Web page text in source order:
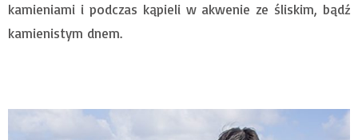
kamieniami i podczas kąpieli w akwenie ze śliskim, bądź
kamienistym dnem.